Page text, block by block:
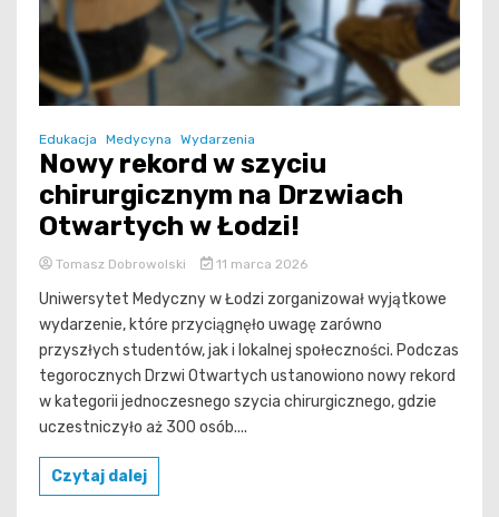
Edukacja Medycyna Wydarzenia
Nowy rekord w szyciu
chirurgicznym na Drzwiach
Otwartych w Łodzi!
Tomasz Dobrowolski 11 marca 2026
Uniwersytet Medyczny w Łodzi zorganizował wyjątkowe
wydarzenie, które przyciągnęło uwagę zarówno
przyszłych studentów, jak i lokalnej społeczności. Podczas
tegorocznych Drzwi Otwartych ustanowiono nowy rekord
w kategorii jednoczesnego szycia chirurgicznego, gdzie
uczestniczyło aż 300 osób....
Czytaj dalej